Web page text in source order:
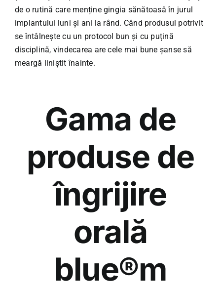
de o rutină care menține gingia sănătoasă în jurul
implantului luni și ani la rând. Când produsul potrivit
se întâlnește cu un protocol bun și cu puțină
disciplină, vindecarea are cele mai bune șanse să
meargă liniștit înainte.
Gama de
produse de
îngrijire
orală
blue®m